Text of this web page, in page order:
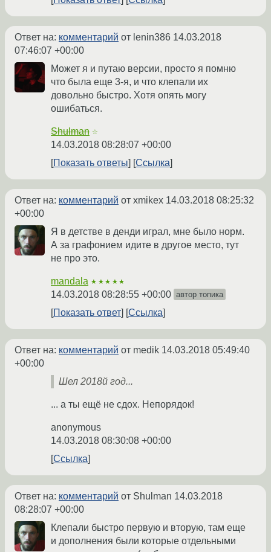
Ответ на: комментарий от lenin386 14.03.2018
07:46:07 +00:00
Может я и путаю версии, просто я помню
что была еще 3-я, и что клепали их
довольно быстро. Хотя опять могу
ошибаться.
Shulman ☆
14.03.2018 08:28:07 +00:00
Показать ответы
Ссылка
Ответ на: комментарий от xmikex 14.03.2018 08:25:32
+00:00
Я в детстве в денди играл, мне было норм.
А за графонием идите в другое место, тут
не про это.
mandala ★★★★★
14.03.2018 08:28:55 +00:00 автор топика
Показать ответ Ссылка
Ответ на: комментарий от medik 14.03.2018 05:49:40
+00:00
Шел 2018й год...
... а ты ещё не сдох. Непорядок!
anonymous
14.03.2018 08:30:08 +00:00
Ссылка
Ответ на: комментарий от Shulman 14.03.2018
08:28:07 +00:00
Клепали быстро первую и вторую, там еще
и дополнения были которые отдельными